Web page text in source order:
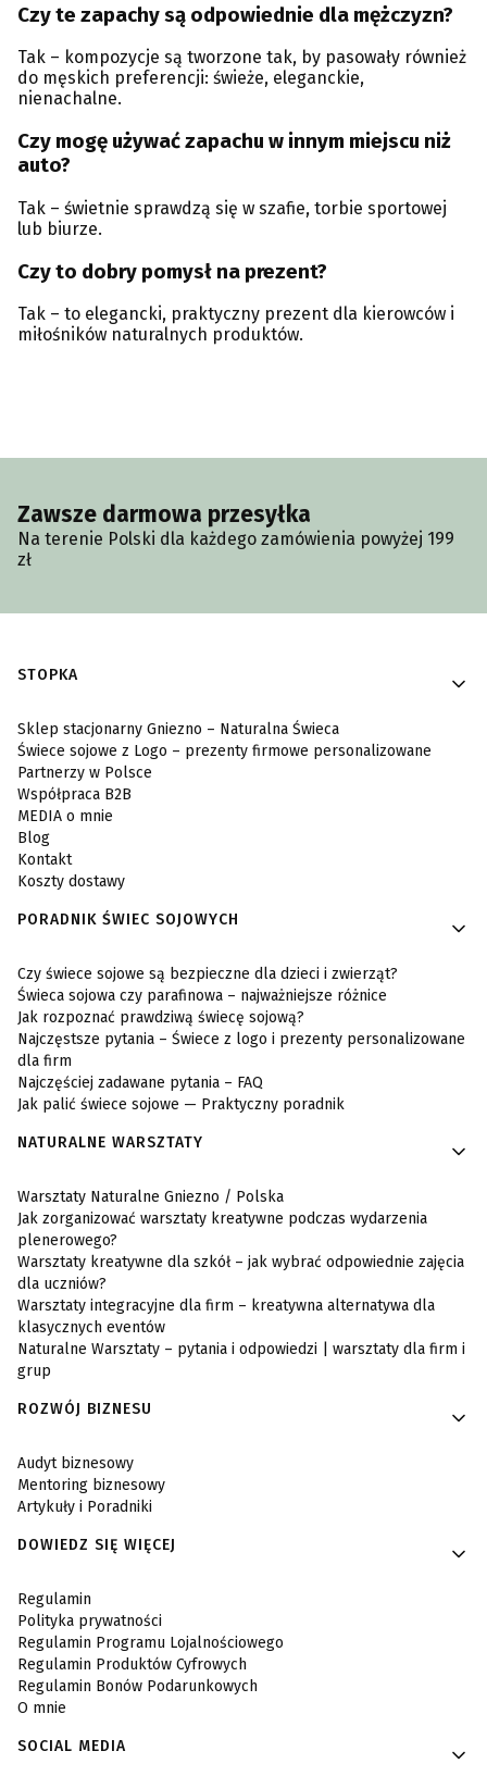
Czy te zapachy są odpowiednie dla mężczyzn?
Tak – kompozycje są tworzone tak, by pasowały również
do męskich preferencji: świeże, eleganckie,
nienachalne.
Czy mogę używać zapachu w innym miejscu niż
auto?
Tak – świetnie sprawdzą się w szafie, torbie sportowej
lub biurze.
Czy to dobry pomysł na prezent?
Tak – to elegancki, praktyczny prezent dla kierowców i
miłośników naturalnych produktów.
Zawsze darmowa przesyłka
Na terenie Polski dla każdego zamówienia powyżej 199
zł
Linki w stopce
STOPKA
Sklep stacjonarny Gniezno – Naturalna Świeca
Świece sojowe z Logo – prezenty firmowe personalizowane
Partnerzy w Polsce
Współpraca B2B
MEDIA o mnie
Blog
Kontakt
Koszty dostawy
PORADNIK ŚWIEC SOJOWYCH
Czy świece sojowe są bezpieczne dla dzieci i zwierząt?
Świeca sojowa czy parafinowa – najważniejsze różnice
Jak rozpoznać prawdziwą świecę sojową?
Najczęstsze pytania – Świece z logo i prezenty personalizowane
dla firm
Najczęściej zadawane pytania – FAQ
Jak palić świece sojowe — Praktyczny poradnik
NATURALNE WARSZTATY
Warsztaty Naturalne Gniezno / Polska
Jak zorganizować warsztaty kreatywne podczas wydarzenia
plenerowego?
Warsztaty kreatywne dla szkół – jak wybrać odpowiednie zajęcia
dla uczniów?
Warsztaty integracyjne dla firm – kreatywna alternatywa dla
klasycznych eventów
Naturalne Warsztaty – pytania i odpowiedzi | warsztaty dla firm i
grup
ROZWÓJ BIZNESU
Audyt biznesowy
Mentoring biznesowy
Artykuły i Poradniki
DOWIEDZ SIĘ WIĘCEJ
Regulamin
Polityka prywatności
Regulamin Programu Lojalnościowego
Regulamin Produktów Cyfrowych
Regulamin Bonów Podarunkowych
O mnie
SOCIAL MEDIA